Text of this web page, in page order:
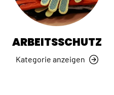
ARBEITSSCHUTZ
Kategorie anzeigen